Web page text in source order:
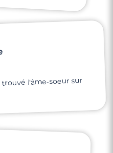
l'âme-soeur sur